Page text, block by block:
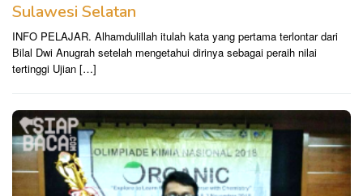
Sulawesi Selatan
INFO PELAJAR. Alhamdulillah itulah kata yang pertama terlontar dari
Bilal Dwi Anugrah setelah mengetahui dirinya sebagai peraih nilai
tertinggi Ujian […]